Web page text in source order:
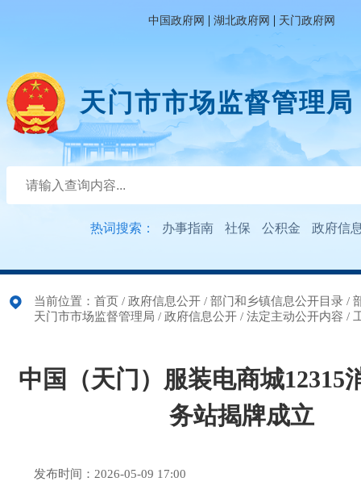
中国政府网 | 湖北政府网 | 天门政府网
天门市市场监督管理局
热词搜索： 办事指南 社保 公积金 政府信
当前位置： 首页 / 政府信息公开 / 部门和乡镇信息公开目录 /
天门市市场监督管理局 / 政府信息公开 / 法定主动公开内容 /
中国（天门）服装电商城12315
务站揭牌成立
发布时间：2026-05-09 17:00